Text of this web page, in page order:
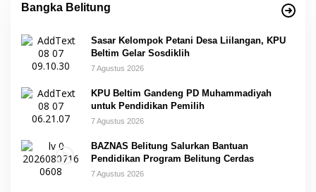
Bangka Belitung
Sasar Kelompok Petani Desa Liilangan, KPU
Beltim Gelar Sosdiklih
7 Agustus 2026
KPU Beltim Gandeng PD Muhammadiyah
untuk Pendidikan Pemilih
7 Agustus 2026
BAZNAS Belitung Salurkan Bantuan
Pendidikan Program Belitung Cerdas
7 Agustus 2026